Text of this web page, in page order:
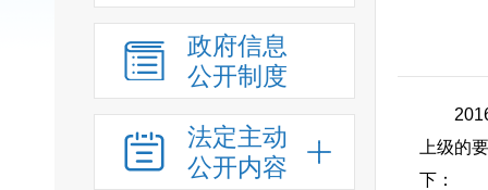
政府信息
公开制度
法定主动
公开内容
上级的
下：